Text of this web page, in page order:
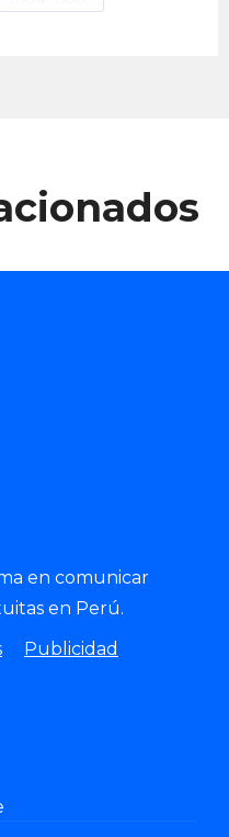
en comunicar
en Perú.
Publicidad